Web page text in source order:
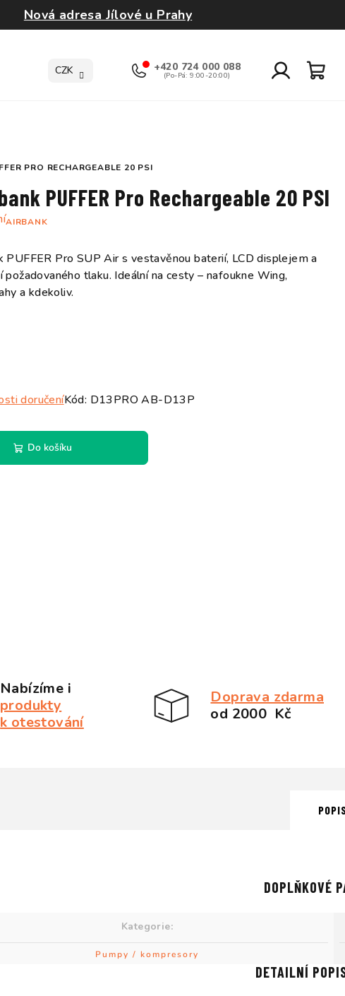
Nová adresa Jílové u Prahy
CZK +420 724 000 088
PRO RECHARGEABLE 20 PSI
AIRBANK
PUFFER Pro Rechargeable 20 PSI
Pro SUP Air s vestavěnou baterií, LCD displejem a
tlaku. Ideální na cesty – nafoukne Wing,
a kdekoliv.
doručeníKód: D13PRO AB-D13P
Do košíku
Nabízíme i
produkty
k otestování
Doprava zdarma
od 2000 Kč
DETAILNÍ
DOPLŇKOVÉ
Kategorie:
Pumpy / kompresory